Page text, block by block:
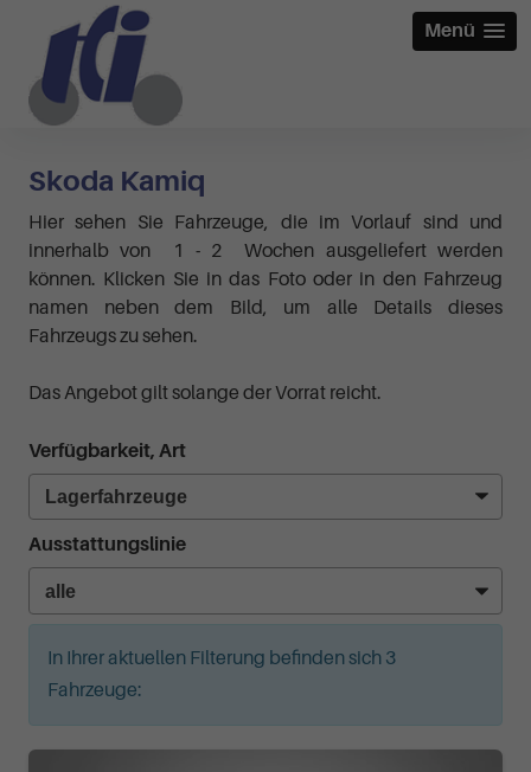
Menü
Skoda Kamiq
Hier sehen Sie Fahrzeuge, die im Vorlauf sind und
innerhalb von 1 - 2 Wochen ausgeliefert werden
können. Klicken Sie in das Foto oder in den Fahrzeug
namen neben dem Bild, um alle Details dieses
Fahrzeugs zu sehen.
Das Angebot gilt solange der Vorrat reicht.
Verfügbarkeit, Art
Ausstattungslinie
In Ihrer aktuellen Filterung befinden sich 3
Fahrzeuge: